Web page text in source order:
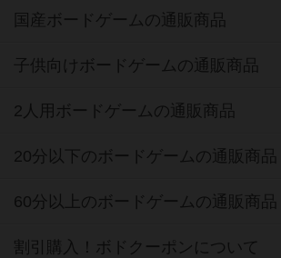
国産ボードゲームの通販商品
子供向けボードゲームの通販商品
2人用ボードゲームの通販商品
20分以下のボードゲームの通販商品
60分以上のボードゲームの通販商品
割引購入！ボドクーポンについて